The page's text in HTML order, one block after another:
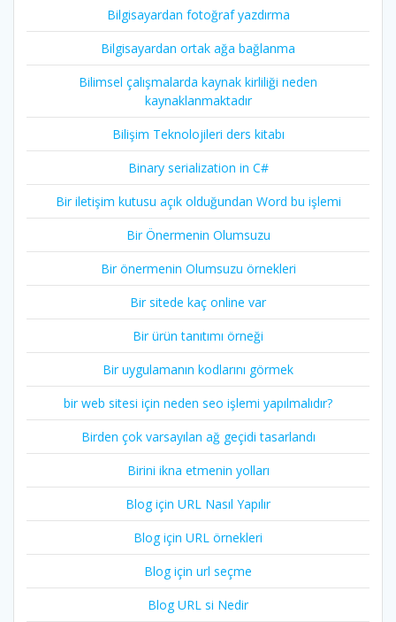
Bilgisayardan fotoğraf yazdırma
Bilgisayardan ortak ağa bağlanma
Bilimsel çalışmalarda kaynak kirliliği neden
kaynaklanmaktadır
Bilişim Teknolojileri ders kitabı
Binary serialization in C#
Bir iletişim kutusu açık olduğundan Word bu işlemi
Bir Önermenin Olumsuzu
Bir önermenin Olumsuzu örnekleri
Bir sitede kaç online var
Bir ürün tanıtımı örneği
Bir uygulamanın kodlarını görmek
bir web sitesi için neden seo işlemi yapılmalıdır?
Birden çok varsayılan ağ geçidi tasarlandı
Birini ikna etmenin yolları
Blog için URL Nasıl Yapılır
Blog için URL örnekleri
Blog için url seçme
Blog URL si Nedir